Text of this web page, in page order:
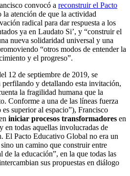
convocó a reconstruir el Pacto
la atención de que la actividad
radical para dar respuesta a los
ya en Laudato Si’, y “construir el
nueva solidaridad universal y una
“otros modos de entender la
y el progreso”.
12 de septiembre de 2019, se
y detallando esta invitación,
la fragilidad humana que la
Conforme a una de las líneas fuerza
superior al espacio”), Francisco
iniciar procesos transformadores en
en todas aquellas involucradas de
El Pacto Educativo Global no era un
un camino que construir entre
de la educación”, en la que todas las
sus propuestas en diálogo